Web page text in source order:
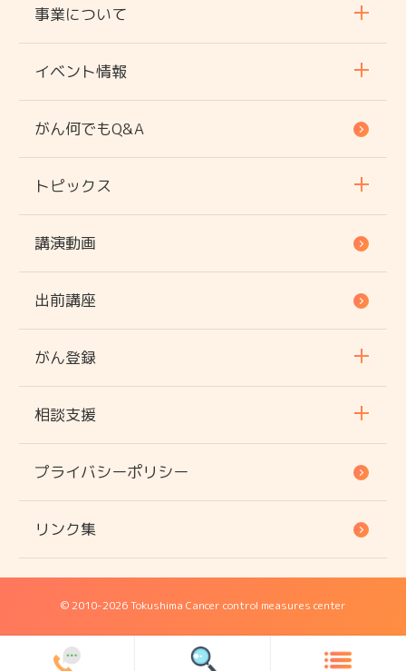
事業について
イベント情報
がん何でもQ&A
トピックス
講演動画
出前講座
がん登録
相談支援
プライバシーポリシー
リンク集
© 2010-2026 Tokushima Cancer control measures center